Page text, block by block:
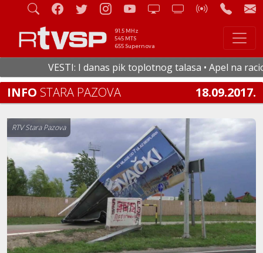
91.5 MHz
545 MTS
655 Supernova
VESTI: I danas pik toplotnog talasa • Apel na
INFO STARA PAZOVA 18.09.2017.
RTV Stara Pazova